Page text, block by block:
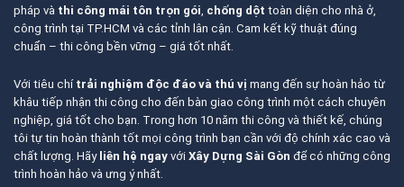
pháp và thi công mái tôn trọn gói, chống dột toàn diện cho nhà ở,
công trình tại TP.HCM và các tỉnh lân cận. Cam kết kỹ thuật đúng
chuẩn – thi công bền vững – giá tốt nhất.
Với tiêu chí trải nghiệm độc đáo và thú vị mang đến sự hoàn hảo từ
khâu tiếp nhận thi công cho đến bàn giao công trình một cách chuyên
nghiệp, giá tốt cho bạn. Trong hơn 10 năm thi công và thiết kế, chúng
tôi tự tin hoàn thành tốt mọi công trình bạn cần với độ chính xác cao và
chất lượng. Hãy liên hệ ngay với Xây Dựng Sài Gòn để có những công
trình hoàn hảo và ưng ý nhất.